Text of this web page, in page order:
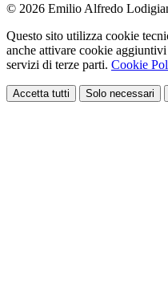
© 2026 Emilio Alfredo
Questo sito utilizza cookie
anche attivare cookie
servizi di terze parti. Cookie
Accetta tutti Solo necessari